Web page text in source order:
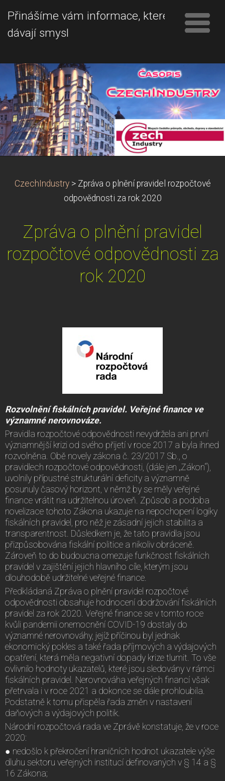
Přinášíme vám informace, které
dávají smysl
CzechIndustry > Zpráva o plnění pravidel rozpočtové
odpovědnosti za rok 2020
Zpráva o plnění pravidel
rozpočtové odpovědnosti za
rok 2020
Rozvolnění fiskálních pravidel. Veřejné finance ve
významné nerovnováze.
Pravidla rozpočtové odpovědnosti nevydržela ani první
významnější krizi od svého přijetí v roce 2017 a byla ihned
rozvolněna. Obě novely zákona č. 23/2017 Sb., o
pravidlech rozpočtové odpovědnosti, (dále jen „Zákon“),
uvolnily přípustné strukturální deficity a významně
posunuly časový horizont, v němž by se měly veřejné
finance vrátit na udržitelnou úroveň. Způsob a podoba
novelizace tohoto Zákona ukazuje na nepochopení logiky
fiskálních pravidel, pro něž je zásadní jejich stabilita a
transparentnost. Důsledkem je, že tato pravidla jsou
přizpůsobována fiskální politice a nikoliv obráceně.
Zároveň to do budoucna omezuje funkčnost fiskálních
pravidel v zajištění jejich hlavního cíle, kterým jsou
dlouhodobě udržitelné veřejné finance.
Předkládaná Zpráva o plnění pravidel rozpočtové
odpovědnosti obsahuje hodnocení dodržování fiskálních
pravidel za rok 2020. Veřejné finance se v tomto roce
kvůli pandemii onemocnění COVID-19 dostaly do
významné nerovnováhy, jejíž příčinou byl jednak
ekonomický pokles a také řada příjmových a výdajových
opatření, která měla negativní dopady krize tlumit. To vše
ovlivnilo hodnoty ukazatelů, které jsou sledovány v rámci
fiskálních pravidel. Nerovnováha veřejných financí však
přetrvala i v roce 2021 a dokonce se dále prohloubila.
Podstatně k tomu přispěla řada změn v nastavení
daňových a výdajových politik.
Národní rozpočtová rada ve Zprávě konstatuje, že v roce
2020:
● nedošlo k překročení hraničních hodnot ukazatele výše
dluhu sektoru veřejných institucí definovaných v § 14 a §
16 Zákona;